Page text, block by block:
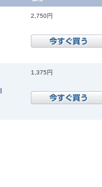
2,750円
1,375円